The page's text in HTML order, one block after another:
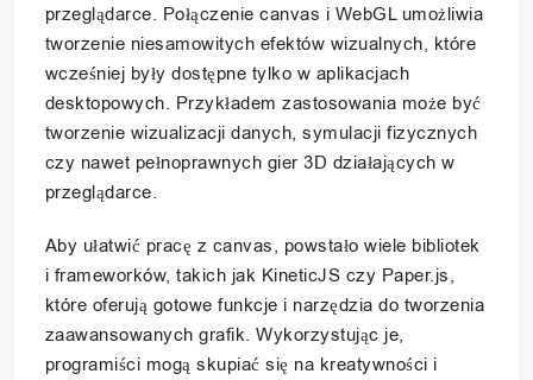
przeglądarce. Połączenie canvas i WebGL umożliwia
tworzenie niesamowitych efektów wizualnych, które
wcześniej były dostępne tylko w aplikacjach
desktopowych. Przykładem zastosowania może być
tworzenie wizualizacji danych, symulacji fizycznych
czy nawet pełnoprawnych gier 3D działających w
przeglądarce.
Aby ułatwić pracę z canvas, powstało wiele bibliotek
i frameworków, takich jak KineticJS czy Paper.js,
które oferują gotowe funkcje i narzędzia do tworzenia
zaawansowanych grafik. Wykorzystując je,
programiści mogą skupiać się na kreatywności i